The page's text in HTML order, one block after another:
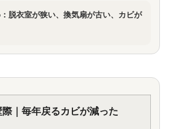
脱衣室が狭い、換気扇が古い、カビが
際｜毎年戻るカビが減った